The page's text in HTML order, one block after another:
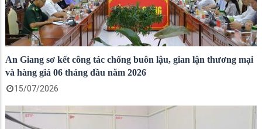
An Giang sơ kết công tác chống buôn lậu, gian lận thương mại
và hàng giả 06 tháng đầu năm 2026
15/07/2026